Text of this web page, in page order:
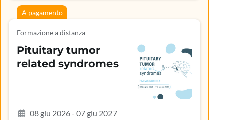
A pagamento
Formazione a distanza
Pituitary tumor
related syndromes
08 giu 2026 - 07 giu 2027